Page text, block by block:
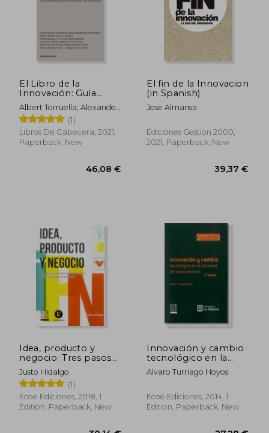
El Libro de la
Innovación: Guía
Práctica Para Innovar
en tu Empresa
(Temáticos) (in
Spanish)
Albert Torruella; Alexander
Phimister
(1)
Libros De Cabecera, 2021,
Paperback, New
El fin de la Innovacion
(in Spanish)
Jose Almansa
Ediciones Gestion 2000,
2021, Paperback, New
Idea, producto y
negocio. Tres pasos
en la creación de
productos y servicios
digitales innovadores
(in Spanish)
Justo Hidalgo
(1)
Ecoe Ediciones, 2018, 1
Edition, Paperback, New
Innovación y cambio
tecnológico en la
sociedad del
conocimiento (in
Alvaro Turriago Hoyos
Ecoe Ediciones, 2014, 1
Edition, Paperback, New